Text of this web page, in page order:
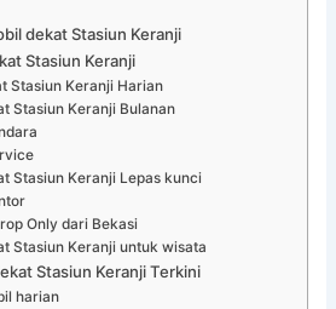
dekat Stasiun Keranji
Stasiun Keranji
Stasiun Keranji Harian
Stasiun Keranji Bulanan
Stasiun Keranji Lepas kunci
Only dari Bekasi
Stasiun Keranji untuk wisata
Stasiun Keranji Terkini
harian